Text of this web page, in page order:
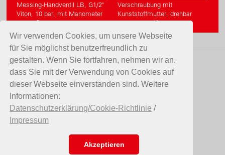
Wir verwenden Cookies, um unsere Webseite
für Sie möglichst benutzerfreundlich zu
gestalten. Wenn Sie fortfahren, nehmen wir an,
dass Sie mit der Verwendung von Cookies auf
dieser Webseite einverstanden sind. Weitere
Informationen:
Datenschutzerklärung/Cookie-Richtlinie /
Impressum
Akzeptieren
Messing-Handventil LB, G1/2"
Viton, 10 bar, mit Manometer
(Zubehör)
Verschraubung mit
Kunststoffmutter, drehbar
G1/2" (Zubehör)
KONTAKT
Birchmeier Sprühtechnik AG
Im Stetterfeld 1
5608 Stetten
Schweiz
info@birchmeier.com